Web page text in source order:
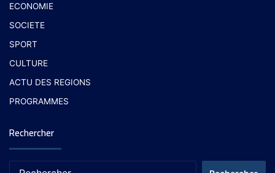
ECONOMIE
SOCIETE
SPORT
CULTURE
ACTU DES REGIONS
PROGRAMMES
Rechercher